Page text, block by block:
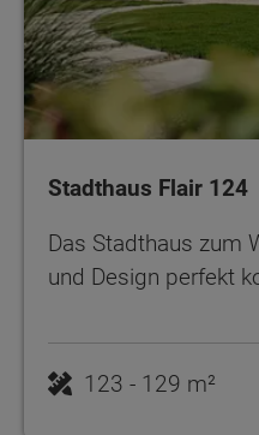
Stadthaus Flair 124
Das Stadthaus zum
und Design perfekt
123 - 129 m²